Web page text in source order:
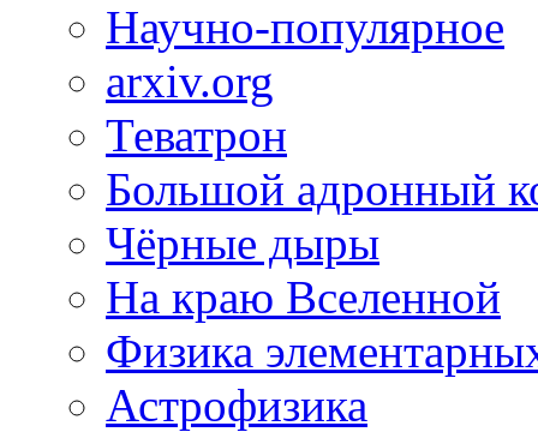
Научно-популярное
arxiv.org
Теватрон
Большой адронный
Чёрные дыры
На краю Вселенной
Физика
Астрофизика